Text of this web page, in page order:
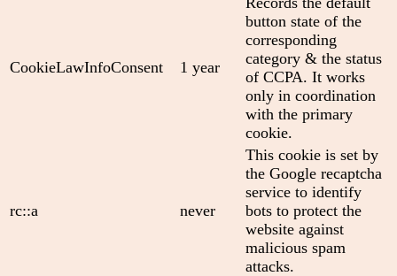
CookieLawInfoConsent 1 year
button state of the
corresponding
category & the status
of CCPA. It works
only in coordination
with the primary
cookie.
rc::a never
This cookie is set by
the Google recaptcha
service to identify
bots to protect the
website against
malicious spam
attacks.